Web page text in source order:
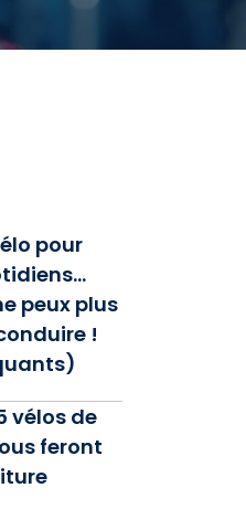
pour
peux plus
!
vélos de
feront